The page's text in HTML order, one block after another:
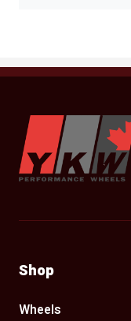
YKW Wheels
Shop
Wheels